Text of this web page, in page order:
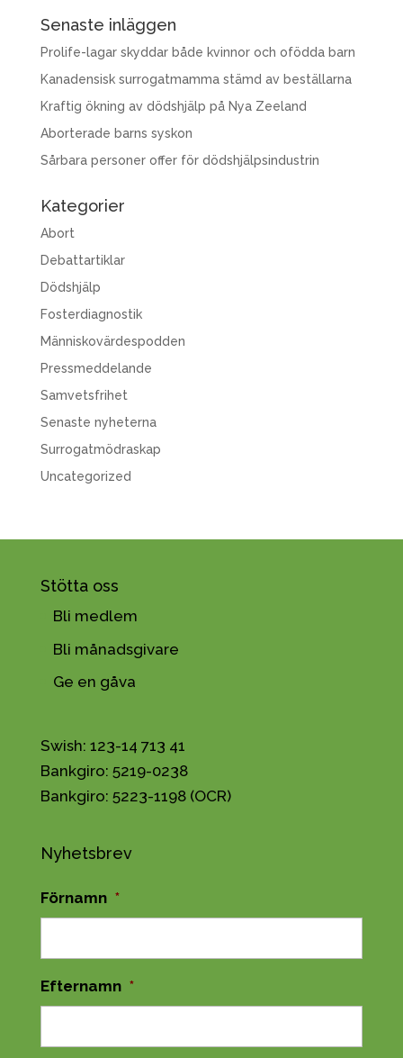
Senaste inläggen
Prolife-lagar skyddar både kvinnor och ofödda barn
Kanadensisk surrogatmamma stämd av beställarna
Kraftig ökning av dödshjälp på Nya Zeeland
Aborterade barns syskon
Sårbara personer offer för dödshjälpsindustrin
Kategorier
Abort
Debattartiklar
Dödshjälp
Fosterdiagnostik
Människovärdespodden
Pressmeddelande
Samvetsfrihet
Senaste nyheterna
Surrogatmödraskap
Uncategorized
Stötta oss
Bli medlem
Bli månadsgivare
Ge en gåva
Swish: 123-14 713 41
Bankgiro: 5219-0238
Bankgiro: 5223-1198 (OCR)
Nyhetsbrev
Förnamn *
Efternamn *